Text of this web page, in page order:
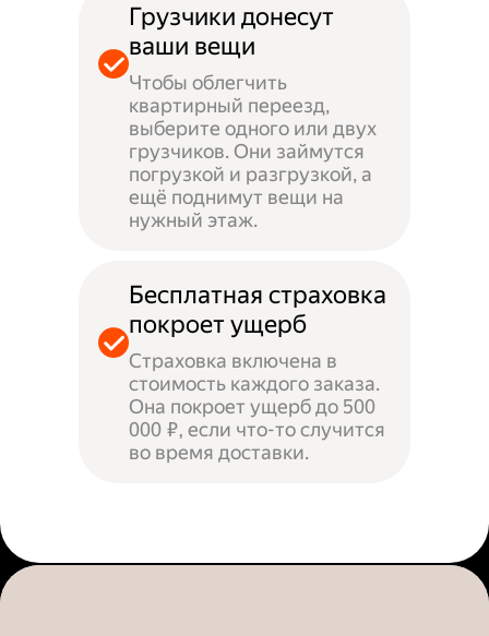
Грузчики донесут
ваши вещи
Чтобы облегчить
квартирный переезд,
выберите одного или двух
грузчиков. Они займутся
погрузкой и разгрузкой, а
ещё поднимут вещи на
нужный этаж.
Бесплатная страховка
покроет ущерб
Страховка включена в
стоимость каждого заказа.
Она покроет ущерб до 500
000 ₽, если что-то случится
во время доставки.